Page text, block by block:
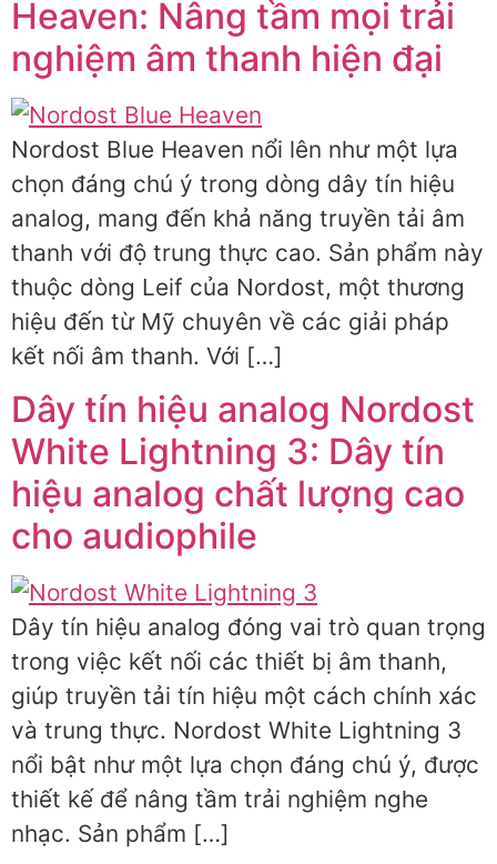
Heaven: Nâng tầm mọi trải
nghiệm âm thanh hiện đại
Nordost Blue Heaven nổi lên như một lựa
chọn đáng chú ý trong dòng dây tín hiệu
analog, mang đến khả năng truyền tải âm
thanh với độ trung thực cao. Sản phẩm này
thuộc dòng Leif của Nordost, một thương
hiệu đến từ Mỹ chuyên về các giải pháp
kết nối âm thanh. Với […]
Dây tín hiệu analog Nordost
White Lightning 3: Dây tín
hiệu analog chất lượng cao
cho audiophile
Dây tín hiệu analog đóng vai trò quan trọng
trong việc kết nối các thiết bị âm thanh,
giúp truyền tải tín hiệu một cách chính xác
và trung thực. Nordost White Lightning 3
nổi bật như một lựa chọn đáng chú ý, được
thiết kế để nâng tầm trải nghiệm nghe
nhạc. Sản phẩm […]